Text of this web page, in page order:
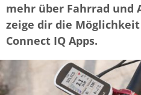
mehr über Fahrrad und
zeige dir die
Connect IQ Apps.